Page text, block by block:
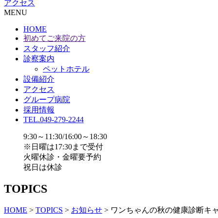
アクセス
MENU
HOME
初めてご来院の方
スタッフ紹介
診察案内
ペットホテル
設備紹介
アクセス
グループ病院
採用情報
TEL.049-279-2244
9:30～11:30/16:00～18:30
※日曜は17:30まで受付
火曜休診・金曜要予約
祝日は休診
TOPICS
HOME > TOPICS > お知らせ > ワンちゃんの秋の健康診断キ